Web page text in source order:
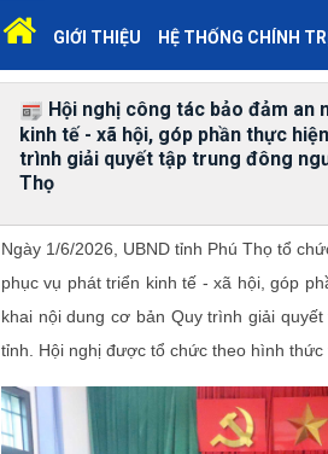
GIỚI THIỆU HỆ THỐNG CHÍNH
Hội nghị công tác bảo đảm
kinh tế - xã hội, góp phần thực
trình giải quyết tập trung đông
Thọ
Ngày 1/6/2026, UBND tỉnh Phú Thọ tổ
phục vụ phát triển kinh tế - xã hội, góp
khai nội dung cơ bản Quy trình giải
tỉnh. Hội nghị được tổ chức theo hình